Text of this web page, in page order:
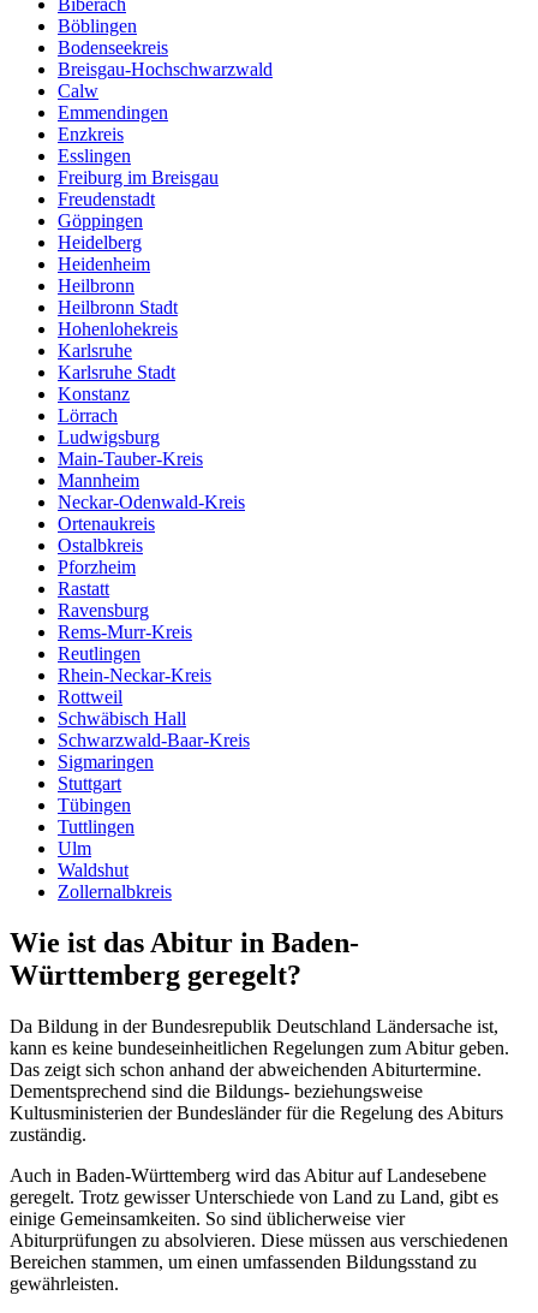
Biberach
Böblingen
Bodenseekreis
Breisgau-Hochschwarzwald
Calw
Emmendingen
Enzkreis
Esslingen
Freiburg im Breisgau
Freudenstadt
Göppingen
Heidelberg
Heidenheim
Heilbronn
Heilbronn Stadt
Hohenlohekreis
Karlsruhe
Karlsruhe Stadt
Konstanz
Lörrach
Ludwigsburg
Main-Tauber-Kreis
Mannheim
Neckar-Odenwald-Kreis
Ortenaukreis
Ostalbkreis
Pforzheim
Rastatt
Ravensburg
Rems-Murr-Kreis
Reutlingen
Rhein-Neckar-Kreis
Rottweil
Schwäbisch Hall
Schwarzwald-Baar-Kreis
Sigmaringen
Stuttgart
Tübingen
Tuttlingen
Ulm
Waldshut
Zollernalbkreis
Wie ist das Abitur in Baden-
Württemberg geregelt?
Da Bildung in der Bundesrepublik Deutschland Ländersache ist,
kann es keine bundeseinheitlichen Regelungen zum Abitur geben.
Das zeigt sich schon anhand der abweichenden Abiturtermine.
Dementsprechend sind die Bildungs- beziehungsweise
Kultusministerien der Bundesländer für die Regelung des Abiturs
zuständig.
Auch in Baden-Württemberg wird das Abitur auf Landesebene
geregelt. Trotz gewisser Unterschiede von Land zu Land, gibt es
einige Gemeinsamkeiten. So sind üblicherweise vier
Abiturprüfungen zu absolvieren. Diese müssen aus verschiedenen
Bereichen stammen, um einen umfassenden Bildungsstand zu
gewährleisten.